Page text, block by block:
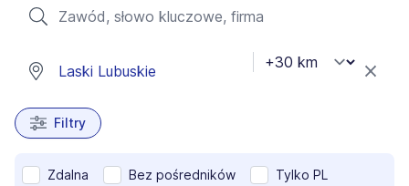
Filtry
Zdalna Bez pośredników Tylko PL